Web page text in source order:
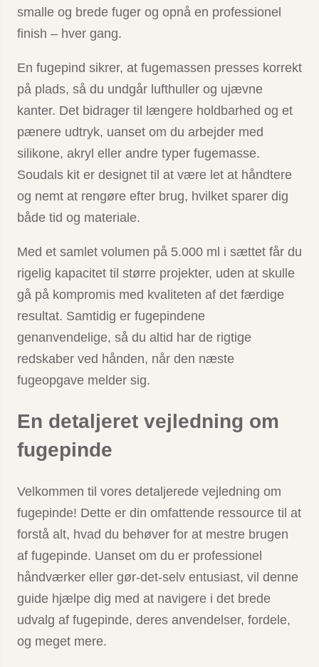
smalle og brede fuger og opnå en professionel
finish – hver gang.
En fugepind sikrer, at fugemassen presses korrekt
på plads, så du undgår lufthuller og ujævne
kanter. Det bidrager til længere holdbarhed og et
pænere udtryk, uanset om du arbejder med
silikone, akryl eller andre typer fugemasse.
Soudals kit er designet til at være let at håndtere
og nemt at rengøre efter brug, hvilket sparer dig
både tid og materiale.
Med et samlet volumen på 5.000 ml i sættet får du
rigelig kapacitet til større projekter, uden at skulle
gå på kompromis med kvaliteten af det færdige
resultat. Samtidig er fugepindene
genanvendelige, så du altid har de rigtige
redskaber ved hånden, når den næste
fugeopgave melder sig.
En detaljeret vejledning om
fugepinde
Velkommen til vores detaljerede vejledning om
fugepinde! Dette er din omfattende ressource til at
forstå alt, hvad du behøver for at mestre brugen
af fugepinde. Uanset om du er professionel
håndværker eller gør-det-selv entusiast, vil denne
guide hjælpe dig med at navigere i det brede
udvalg af fugepinde, deres anvendelser, fordele,
og meget mere.